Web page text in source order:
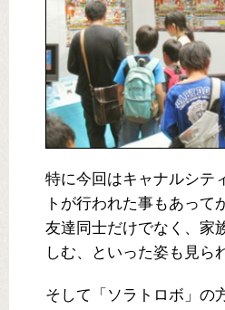
特に今回はキャナルシテ
トが行われた事もあって
友達同士だけでなく、家
しむ、といった姿も見ら
そして「ソラトロボ」の